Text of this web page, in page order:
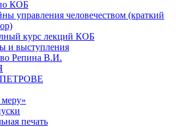
КОБ
управления человечеством (краткий
курс лекций КОБ
и выступления
Репина В.И.
печать